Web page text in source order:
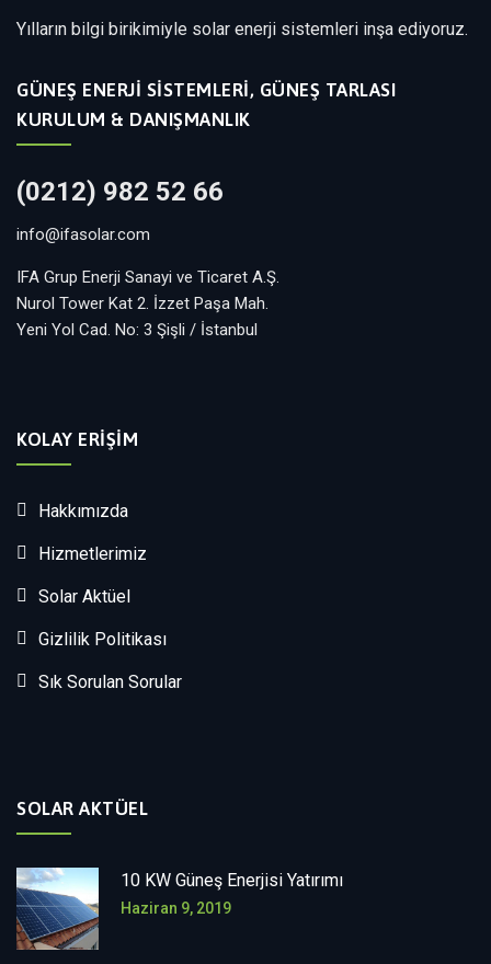
Yılların bilgi birikimiyle solar enerji sistemleri inşa ediyoruz.
GÜNEŞ ENERJI SISTEMLERI, GÜNEŞ TARLASI
KURULUM & DANIŞMANLIK
(0212) 982 52 66
info@ifasolar.com
IFA Grup Enerji Sanayi ve Ticaret A.Ş.
Nurol Tower Kat 2. İzzet Paşa Mah.
Yeni Yol Cad. No: 3 Şişli / İstanbul
KOLAY ERİŞİM
Hakkımızda
Hizmetlerimiz
Solar Aktüel
Gizlilik Politikası
Sık Sorulan Sorular
SOLAR AKTÜEL
10 KW Güneş Enerjisi Yatırımı
Haziran 9, 2019